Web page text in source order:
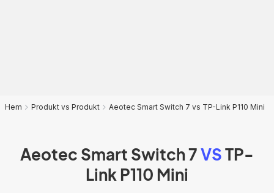
Hem Produkt vs Produkt Aeotec Smart Switch 7 vs TP-Link P110 Mini
Aeotec Smart Switch 7VSTP-
Link P110 Mini